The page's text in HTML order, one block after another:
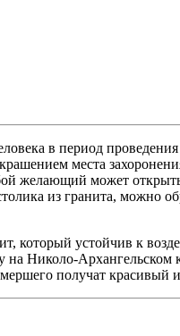
в период
места
желающий может
из гранита, можно
который устойчив к
Николо-
получат красивый